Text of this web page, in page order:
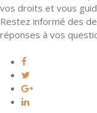
vos droits et vous
Restez informé des
réponses à vos